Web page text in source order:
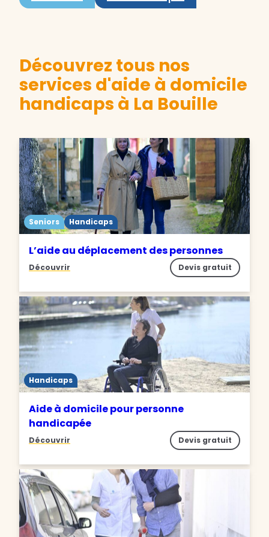
Découvrez tous nos
services d'aide à domicile
handicaps à La Bouille
Seniors Handicaps
L’aide au déplacement des personnes
Découvrir Devis gratuit
Handicaps
Aide à domicile pour personne
handicapée
Découvrir Devis gratuit